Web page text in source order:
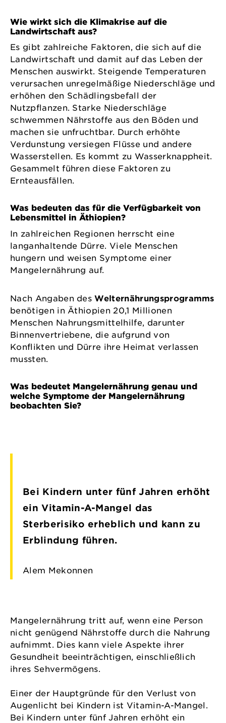
Wie wirkt sich die Klimakrise auf die
Landwirtschaft aus?
Es gibt zahlreiche Faktoren, die sich auf die
Landwirtschaft und damit auf das Leben der
Menschen auswirkt. Steigende Temperaturen
verursachen unregelmäßige Niederschläge und
erhöhen den Schädlingsbefall der
Nutzpflanzen. Starke Niederschläge
schwemmen Nährstoffe aus den Böden und
machen sie unfruchtbar. Durch erhöhte
Verdunstung versiegen Flüsse und andere
Wasserstellen. Es kommt zu Wasserknappheit.
Gesammelt führen diese Faktoren zu
Ernteausfällen.
Was bedeuten das für die Verfügbarkeit von
Lebensmittel in Äthiopien?
In zahlreichen Regionen herrscht eine
langanhaltende Dürre. Viele Menschen
hungern und weisen Symptome einer
Mangelernährung auf.
Nach Angaben desWelternährungsprogramms
benötigen in Äthiopien 20,1 Millionen
Menschen Nahrungsmittelhilfe, darunter
Binnenvertriebene, die aufgrund von
Konflikten und Dürre ihre Heimat verlassen
mussten.
Was bedeutet Mangelernährung genau und
welche Symptome der Mangelernährung
beobachten Sie?
Bei Kindern unter fünf Jahren erhöht
ein Vitamin-A-Mangel das
Sterberisiko erheblich und kann zu
Erblindung führen.
Alem Mekonnen
Mangelernährung tritt auf, wenn eine Person
nicht genügend Nährstoffe durch die Nahrung
aufnimmt. Dies kann viele Aspekte ihrer
Gesundheit beeinträchtigen, einschließlich
ihres Sehvermögens.
Einer der Hauptgründe für den Verlust von
Augenlicht bei Kindern ist Vitamin-A-Mangel.
Bei Kindern unter fünf Jahren erhöht ein